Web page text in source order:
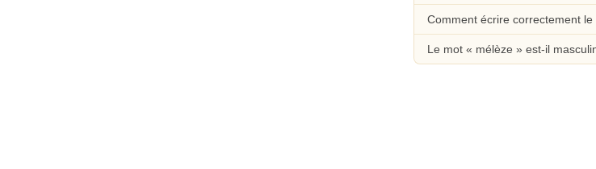
Comment écrire correctement
Le mot « mélèze » est-il